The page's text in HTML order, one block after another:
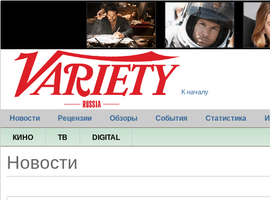
К началу
Новости Рецензии Обзоры События Статистика
КИНО ТВ DIGITAL
Новости